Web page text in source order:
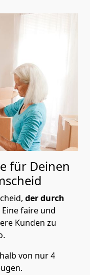
für Deinen
der durch
Eine faire und
Kunden zu
von nur 4